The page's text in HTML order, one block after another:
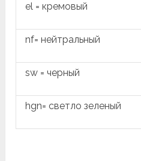
el = кремовый
nf= нейтральный
sw = черный
hgn= светло зеленый